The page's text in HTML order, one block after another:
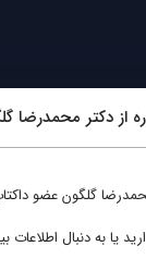
دنبال کنید
از دکتر محمدرضا
گلگونعضو
یا به دنبال